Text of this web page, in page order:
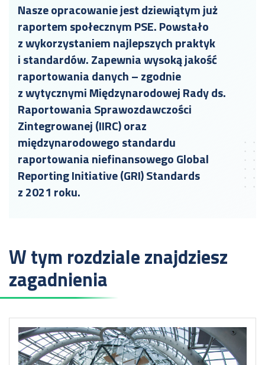
Nasze opracowanie jest dziewiątym już
raportem społecznym PSE. Powstało
z wykorzystaniem najlepszych praktyk
i standardów. Zapewnia wysoką jakość
raportowania danych – zgodnie
z wytycznymi Międzynarodowej Rady ds.
Raportowania Sprawozdawczości
Zintegrowanej (IIRC) oraz
międzynarodowego standardu
raportowania niefinansowego Global
Reporting Initiative (GRI) Standards
z 2021 roku.
W tym rozdziale znajdziesz
zagadnienia